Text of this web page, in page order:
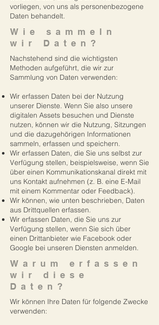
vorliegen, von uns als personenbezogene
Daten behandelt.
Wie sammeln
wir Daten?
Nachstehend sind die wichtigsten
Methoden aufgeführt, die wir zur
Sammlung von Daten verwenden:
Wir erfassen Daten bei der Nutzung
unserer Dienste. Wenn Sie also unsere
digitalen Assets besuchen und Dienste
nutzen, können wir die Nutzung, Sitzungen
und die dazugehörigen Informationen
sammeln, erfassen und speichern.
Wir erfassen Daten, die Sie uns selbst zur
Verfügung stellen, beispielsweise, wenn Sie
über einen Kommunikationskanal direkt mit
uns Kontakt aufnehmen (z. B. eine E-Mail
mit einem Kommentar oder Feedback).
Wir können, wie unten beschrieben, Daten
aus Drittquellen erfassen.
Wir erfassen Daten, die Sie uns zur
Verfügung stellen, wenn Sie sich über
einen Drittanbieter wie Facebook oder
Google bei unseren Diensten anmelden.
Warum erfassen
wir diese
Daten?
Wir können Ihre Daten für folgende Zwecke
verwenden: